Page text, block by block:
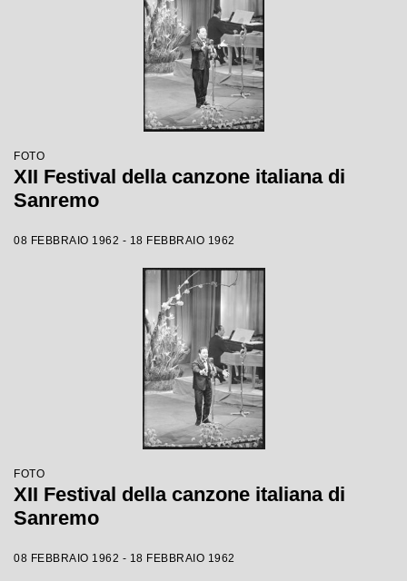
FOTO
XII Festival della canzone italiana di
Sanremo
08 FEBBRAIO 1962 - 18 FEBBRAIO 1962
FOTO
XII Festival della canzone italiana di
Sanremo
08 FEBBRAIO 1962 - 18 FEBBRAIO 1962